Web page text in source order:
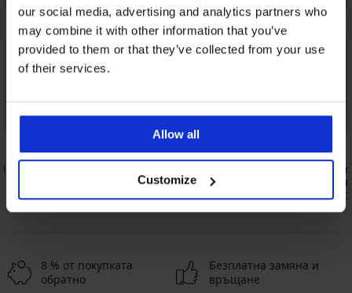
our social media, advertising and analytics partners who
may combine it with other information that you’ve
provided to them or that they’ve collected from your use
of their services.
Allow all
Customize
с
Bestseller
(105,60 лв.)
Bestseller
Сутиен
подплатен
20,99 €
8 % от покупката
обратно
Безплатна замяна и
връщане